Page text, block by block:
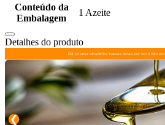
Conteúdo da
Embalagem
1 Azeite
Detalhes do produto